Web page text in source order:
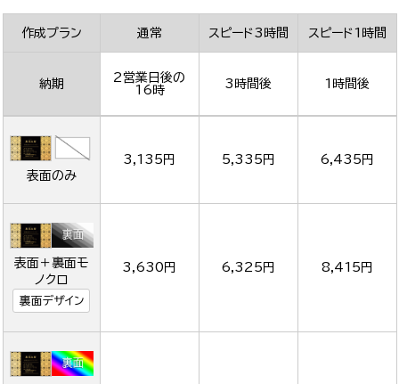
作成プラン 通常 スピード3時間 スピード1時間
納期
2営業日後の
16時
3時間後 1時間後
表面のみ
3,135円 5,335円 6,435円
表面＋裏面モ
ノクロ
裏面デザイン
3,630円 6,325円 8,415円